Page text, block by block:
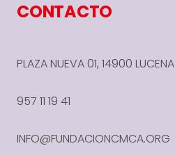
CONTACTO
PLAZA NUEVA 01, 14900 LUCENA
957 11 19 41
INFO@FUNDACIONCMCA.ORG